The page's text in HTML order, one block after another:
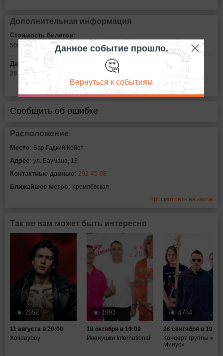
Дополнительная информация
Стоимость билетов:
500 рублей
Дата:
28 апреля в 22:00
Сообщить об ошибке
Расположение
Место: Бар Гадкий Койот
Адрес: ул. Баумана, 13
Контактные данные: 292-45-08
Ближайшее метро: Кремлёвская
Просмотреть на карте
Так же вам может быть интересно
2652
11 августа в 20:00
Xolidayboy
1993
18 октября в 19:00
Иванушки International
4764
26 сентября в 19:00
Концерт группы
Минус»
Данное событие прошло.
🤔
Вернуться к событиям